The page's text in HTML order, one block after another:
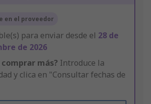
en el proveedor
para enviar desde el 28 de
de 2026
más? Introduce la
y clica en "Consultar fechas de